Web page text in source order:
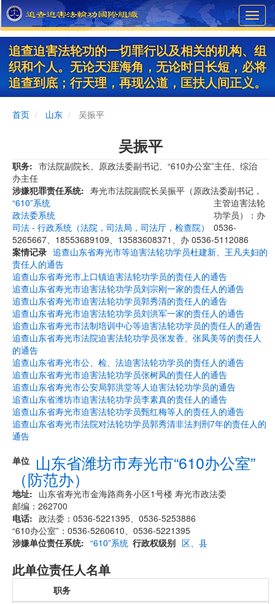
Skip
to
main
content
追查迫害法轮功的一切罪行以及相关的机构、组
织和个人。无论天涯海角，无论时日长短，必将
追查到底；行天理，再现公道，匡扶人间正义。
首页 山东 吴振平
吴振平
职务
市法院副院长、原政法委副书记、“610办公室”主任、综治
办主任
涉嫌犯罪责任系统
“610”系统
政法委系统
司法 - 行政系统（法院，司法局，司法厅，检查院）
寿光市法院副院长吴振平（原政法委副书记，
主管迫害法轮
功学员）：办
0536-
5265667、18553689109、13583608371、办 0536-5112086
案情记录 追查山东省寿光市等迫害法轮功学员杜建新、王凡夫妇的
责任人的通告
追查山东省寿光市上口镇迫害法轮功学员的责任人的通告
追查山东省寿光市迫害法轮功学员刘宗刚一家的责任人的通告
追查山东省寿光市迫害法轮功学员郭秀清的责任人的通告
追查山东省寿光市迫害法轮功学员刘洪军一家的责任人的通告
追查山东省寿光市法制培训中心等迫害法轮功学员的责任人的通告
追查山东省寿光市法院迫害法轮功学员张发香、张凤美等的责任人
的通告
追查山东省寿光市公、检、法迫害法轮功学员的责任人的通告
追查山东省寿光市迫害法轮功学员张树凤的责任人的通告
追查山东省寿光市公安局郭洪堂等人迫害法轮功学员的通告
追查山东省潍坊市迫害法轮功学员李素真的责任人的通告
追查山东省寿光市迫害法轮功学员甄红梅等人的责任人的通告
追查山东省寿光市法院对法轮功学员郭秀清非法判刑7年的责任人的
通告
单位 山东省潍坊市寿光市“610办公室”
（防范办）
地址
山东省寿光市金海路商务小区1号楼 寿光市政法委
邮编：262700
电话
政法委：0536-5221395、0536-5253886
“610办公室”：0536-5260610、0536-5221395
涉嫌单位责任系统
“610”系统 行政权级别 区、县
此单位责任人名单
职务